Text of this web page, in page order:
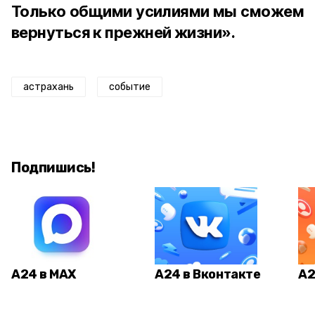
Только общими усилиями мы сможем
вернуться к прежней жизни».
астрахань событие
Подпишись!
А24 в MAX А24 в Вконтакте